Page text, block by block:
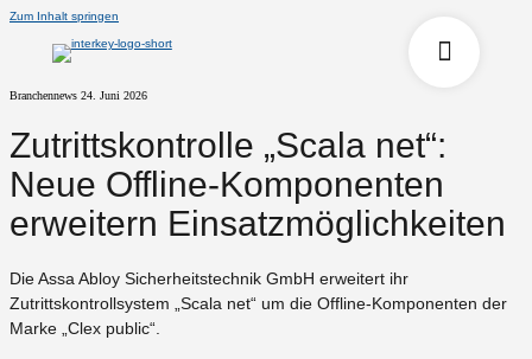
Zum Inhalt springen
Branchennews 24. Juni 2026
Zutrittskontrolle „Scala net“:
Neue Offline-Komponenten
erweitern Einsatzmöglichkeiten
Die Assa Abloy Sicherheitstechnik GmbH erweitert ihr
Zutrittskontrollsystem „Scala net“ um die Offline-Komponenten der
Marke „Clex public“.